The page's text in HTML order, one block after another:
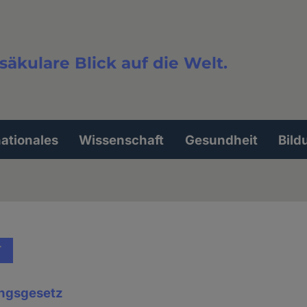
Blick auf die Welt.
Wissenschaft Gesundheit